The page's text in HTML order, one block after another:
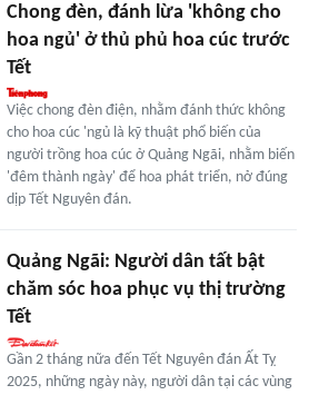
Chong đèn, đánh lừa 'không cho
hoa ngủ' ở thủ phủ hoa cúc trước
Tết
Việc chong đèn điện, nhằm đánh thức không
cho hoa cúc 'ngủ là kỹ thuật phổ biến của
người trồng hoa cúc ở Quảng Ngãi, nhằm biến
'đêm thành ngày' để hoa phát triển, nở đúng
dịp Tết Nguyên đán.
Quảng Ngãi: Người dân tất bật
chăm sóc hoa phục vụ thị trường
Tết
Gần 2 tháng nữa đến Tết Nguyên đán Ất Tỵ
2025, những ngày này, người dân tại các vùng